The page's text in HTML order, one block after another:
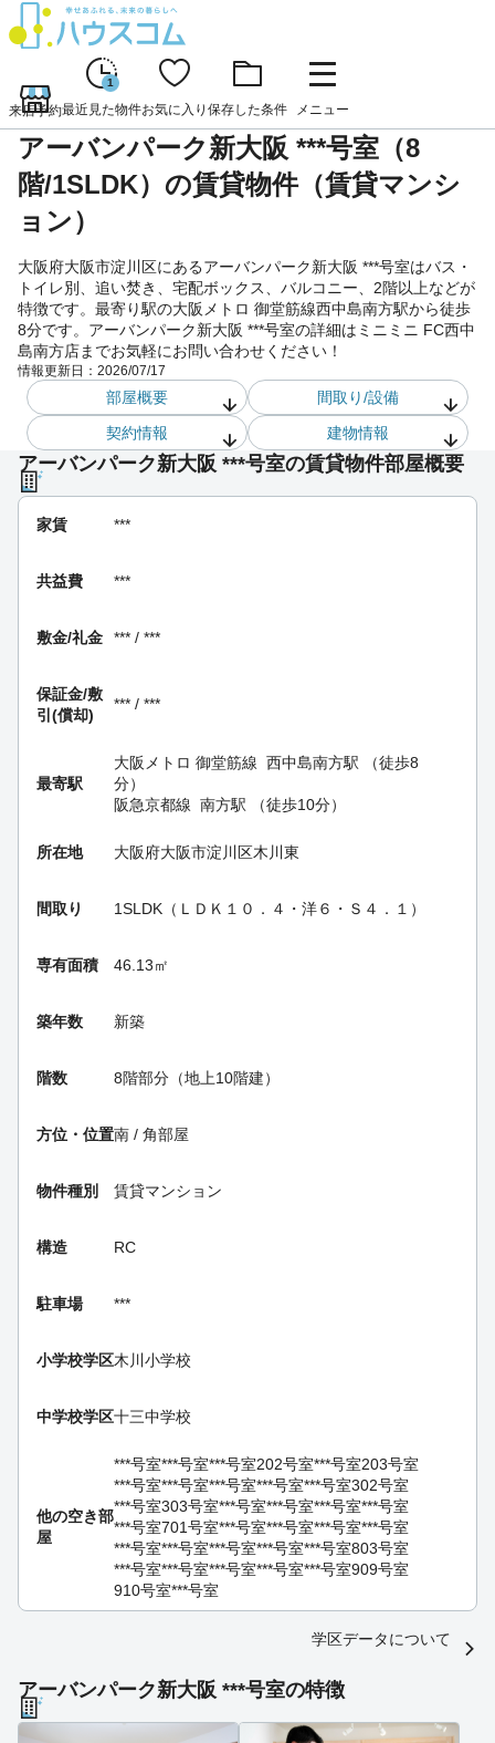
来店予約
1
最近見た物件お気に入り 保存した条件 メニュー
アーバンパーク新大阪 ***号室（8
階/1SLDK）の賃貸物件（賃貸マンシ
ョン）
大阪府大阪市淀川区にあるアーバンパーク新大阪 ***号室はバス・
トイレ別、追い焚き、宅配ボックス、バルコニー、2階以上などが
特徴です。最寄り駅の大阪メトロ 御堂筋線西中島南方駅から徒歩
8分です。アーバンパーク新大阪 ***号室の詳細はミニミニ FC西中
島南方店までお気軽にお問い合わせください！
情報更新日： 2026/07/17
部屋概要
間取り/設備
契約情報
建物情報
アーバンパーク新大阪 ***号室の賃貸物件部屋概要
家賃 ***
共益費 ***
敷金/礼金 *** / ***
保証金/敷
引(償却)
*** / ***
最寄駅
大阪メトロ 御堂筋線 西中島南方駅 （徒歩8
分）
阪急京都線 南方駅 （徒歩10分）
所在地 大阪府大阪市淀川区木川東
間取り 1SLDK（ＬＤＫ１０．４・洋６・Ｓ４．１）
専有面積 46.13㎡
築年数 新築
階数 8階部分（地上10階建）
方位・位置南 / 角部屋
物件種別 賃貸マンション
構造 RC
駐車場 ***
小学校学区木川小学校
中学校学区十三中学校
他の空き部
屋
***号室***号室***号室202号室***号室203号室
***号室***号室***号室***号室***号室302号室
***号室303号室***号室***号室***号室***号室
***号室701号室***号室***号室***号室***号室
***号室***号室***号室***号室***号室803号室
***号室***号室***号室***号室***号室909号室
910号室***号室
学区データについて
アーバンパーク新大阪 ***号室の特徴